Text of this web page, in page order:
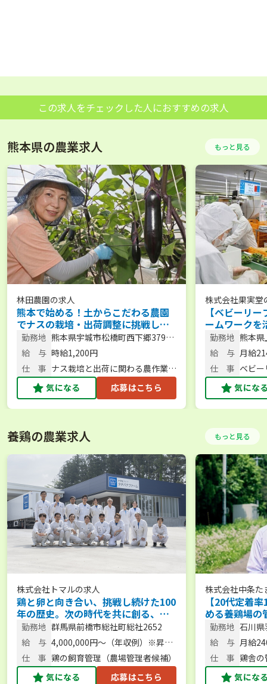
この求人をチェックした人におすすめの求人
熊本県の農業求人 もっと見る
林田農園の求人
熊本で始める！土からこだわる農園
でナスの栽培・出荷調整に挑戦しま
せんか？【未経験歓迎／正社員登用
可】
勤務地 熊本県宇城市松橋町西下郷3796ｰ
1
給 与 時給1,200円
仕 事 ナス栽培と出荷に関わる農作業全
般
気になる 応募はこちら
株式会社果実堂
【ベビーリ
ームワークを
管理／未経験
勤務地 熊本
5 熊本
給 与 月給
仕 事 ベビ
の製
気にな
養鶏の農業求人 もっと見る
株式会社トマルの求人
鶏と卵と向き合い、挑戦し続けた100
年の歴史。次の時代を共に創る、農
場長候補を募集。 【未経験歓迎／人
柄重視】
勤務地 群馬県前橋市総社町総社2652
給 与 4,000,000円～（年収例）※昇
給・賞与あり
仕 事 鶏の飼育管理（農場管理者候補）
気になる
応募はこちら
株式会社中条た
【20代定着
める養鶏場の
経験／U･Iタ
勤務地 石川
18-1
給 与 月給
仕 事 鶏舎
気にな